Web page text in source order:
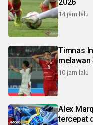
14 jam lalu
Timnas
melawan
10 jam lalu
Alex
tercepat